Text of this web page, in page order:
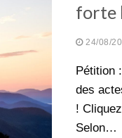
forte
24/08/
Pétition
des
!
Selon…